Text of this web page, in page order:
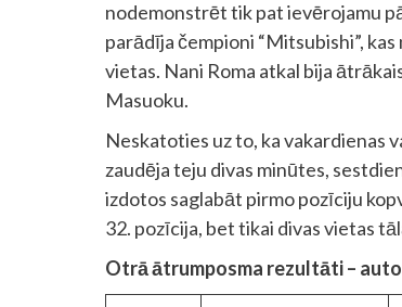
nodemonstrēt tik pat ievērojamu
parādīja čempioni “Mitsubishi”,
vietas. Nani Roma atkal bija
Masuoku.
Neskatoties uz to, ka vakardienas
zaudēja teju divas minūtes,
izdotos saglabāt pirmo pozīciju
32. pozīcija, bet tikai divas vietas
Otrā ātrumposma rezultāti –